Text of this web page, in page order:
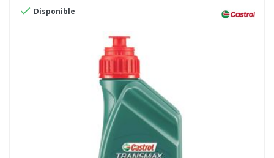
 Disponible